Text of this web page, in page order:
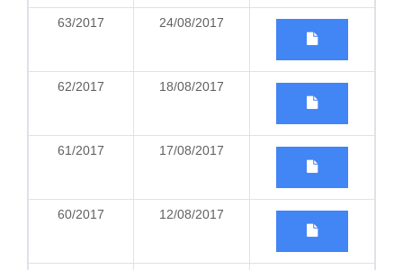
63/2017 24/08/2017
62/2017 18/08/2017
61/2017 17/08/2017
60/2017 12/08/2017